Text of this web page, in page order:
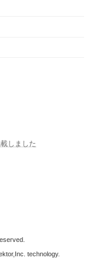
しました
technology.